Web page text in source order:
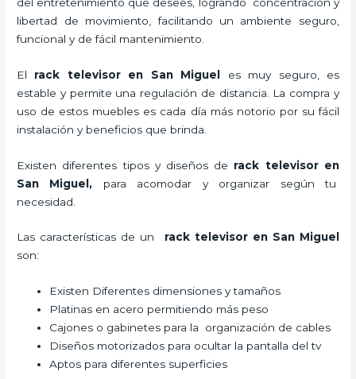
libertad de movimiento, facilitando un ambiente seguro,
funcional y de fácil mantenimiento.
El rack televisoren San Miguel es muy seguro, es
estable y permite una regulación de distancia. La compra y
uso de estos muebles es cada día más notorio por su fácil
instalación y beneficios que brinda.
Existen diferentes tipos y diseños de rack televisoren
San Miguel, para acomodar y organizar según tu
necesidad.
Las características de un rack televisoren San Miguel
son:
Existen Diferentes dimensiones y tamaños
Platinas en acero permitiendo más peso
Cajones o gabinetes para la organización de cables
Diseños motorizados para ocultar la pantalla del tv
Aptos para diferentes superficies